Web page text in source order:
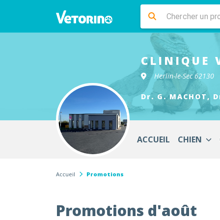
CLINIQUE
Herlin-le-Sec 62130
Dr. G. MACHOT,
ACCUEIL CHIEN
Accueil Promotions
Promotions d'août